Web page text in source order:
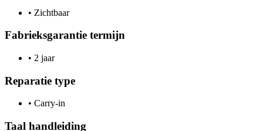
• Zichtbaar
Fabrieksgarantie termijn
• 2 jaar
Reparatie type
• Carry-in
Taal handleiding